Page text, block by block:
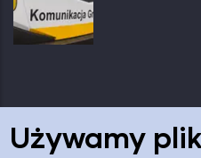
Używamy